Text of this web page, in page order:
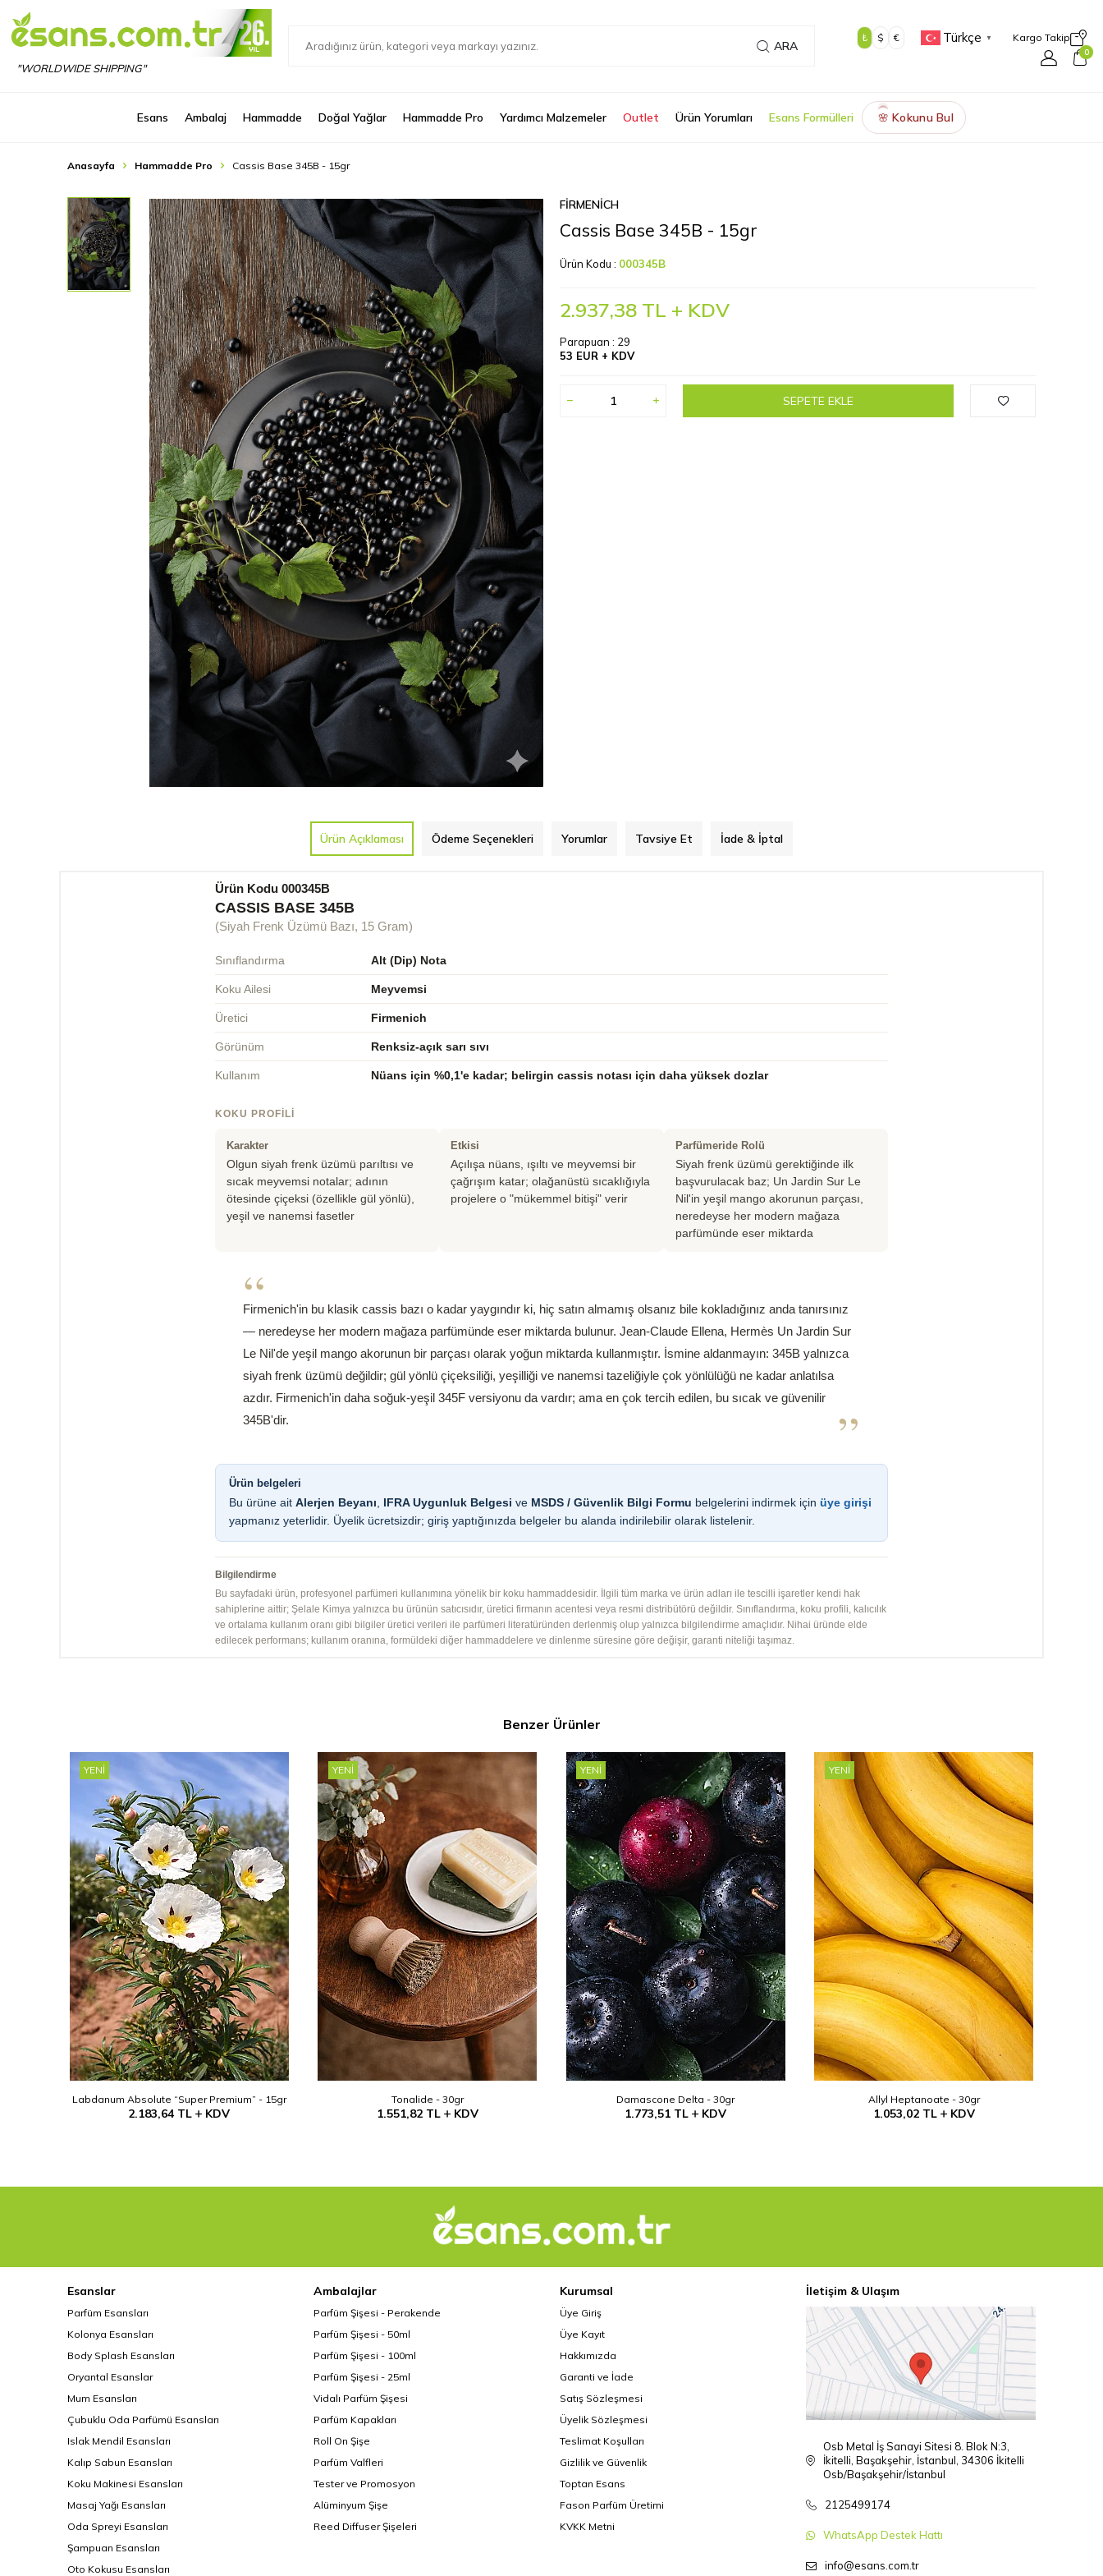
"WORLDWIDE SHIPPING"
ARA
₺ $ € Türkçe ▼ Kargo Takip
0
Esans Ambalaj Hammadde Doğal Yağlar Hammadde Pro Yardımcı Malzemeler Outlet Ürün Yorumları Esans Formülleri 🌸 Kokunu Bul
Anasayfa Hammadde Pro Cassis Base 345B - 15gr
FIRMENICH
Cassis Base 345B - 15gr
Ürün Kodu : 000345B
2.937,38 TL + KDV
Parapuan : 29
53 EUR + KDV
SEPETE EKLE
Ürün Açıklaması Ödeme Seçenekleri Yorumlar Tavsiye Et İade & İptal
Ürün Kodu 000345B
CASSIS BASE 345B
(Siyah Frenk Üzümü Bazı, 15 Gram)
Sınıflandırma Alt (Dip) Nota
Koku Ailesi Meyvemsi
Üretici Firmenich
Görünüm Renksiz-açık sarı sıvı
Kullanım Nüans için %0,1'e kadar; belirgin cassis notası için daha yüksek dozlar
KOKU PROFILI
Karakter
Olgun siyah frenk üzümü parıltısı ve
sıcak meyvemsi notalar; adının
ötesinde çiçeksi (özellikle gül yönlü),
yeşil ve nanemsi fasetler
Etkisi
Açılışa nüans, ışıltı ve meyvemsi bir
çağrışım katar; olağanüstü sıcaklığıyla
projelere o "mükemmel bitişi" verir
Parfümeride Rolü
Siyah frenk üzümü gerektiğinde ilk
başvurulacak baz; Un Jardin Sur Le
Nil'in yeşil mango akorunun parçası,
neredeyse her modern mağaza
parfümünde eser miktarda
“
Firmenich'in bu klasik cassis bazı o kadar yaygındır ki, hiç satın almamış olsanız bile kokladığınız anda tanırsınız
— neredeyse her modern mağaza parfümünde eser miktarda bulunur. Jean-Claude Ellena, Hermès Un Jardin Sur
Le Nil'de yeşil mango akorunun bir parçası olarak yoğun miktarda kullanmıştır. İsmine aldanmayın: 345B yalnızca
siyah frenk üzümü değildir; gül yönlü çiçeksiliği, yeşilliği ve nanemsi tazeliğiyle çok yönlülüğü ne kadar anlatılsa
azdır. Firmenich'in daha soğuk-yeşil 345F versiyonu da vardır; ama en çok tercih edilen, bu sıcak ve güvenilir
345B'dir.
”
Ürün belgeleri
Bu ürüne ait Alerjen Beyanı IFRA Uygunluk Belgesi ve MSDS / Güvenlik Bilgi Formu belgelerini indirmek için üye girişi
yapmanız yeterlidir. Üyelik ücretsizdir; giriş yaptığınızda belgeler bu alanda indirilebilir olarak listelenir.
Bilgilendirme
Bu sayfadaki ürün, profesyonel parfümeri kullanımına yönelik bir koku hammaddesidir. İlgili tüm marka ve ürün adları ile tescilli işaretler kendi hak
sahiplerine aittir; Şelale Kimya yalnızca bu ürünün satıcısıdır, üretici firmanın acentesi veya resmi distribütörü değildir. Sınıflandırma, koku profili, kalıcılık
ve ortalama kullanım oranı gibi bilgiler üretici verileri ile parfümeri literatüründen derlenmiş olup yalnızca bilgilendirme amaçlıdır. Nihai üründe elde
edilecek performans; kullanım oranına, formüldeki diğer hammaddelere ve dinlenme süresine göre değişir, garanti niteliği taşımaz.
Benzer Ürünler
YENI
Labdanum Absolute “Super Premium” - 15gr
2.183,64 TL KDV
YENI
Tonalide - 30gr
1.551,82TL KDV
YENI
Damascone Delta - 30gr
1.773,51 TL KDV
YENI
Allyl Heptanoate - 30gr
1.053,02TL KDV
Esanslar
Parfüm Esansları
Kolonya Esansları
Body Splash Esansları
Oryantal Esanslar
Mum Esansları
Çubuklu Oda Parfümü Esansları
Islak Mendil Esansları
Kalıp Sabun Esansları
Koku Makinesi Esansları
Masaj Yağı Esansları
Oda Spreyi Esansları
Şampuan Esansları
Oto Kokusu Esansları
Ambalajlar
Parfüm Şişesi - Perakende
Parfüm Şişesi - 50ml
Parfüm Şişesi - 100ml
Parfüm Şişesi - 25ml
Vidalı Parfüm Şişesi
Parfüm Kapakları
Roll On Şişe
Parfüm Valfleri
Tester ve Promosyon
Alüminyum Şişe
Reed Diffuser Şişeleri
Kurumsal
Üye Giriş
Üye Kayıt
Hakkımızda
Garanti ve İade
Satış Sözleşmesi
Üyelik Sözleşmesi
Teslimat Koşulları
Gizlilik ve Güvenlik
Toptan Esans
Fason Parfüm Üretimi
KVKK Metni
İletişim & Ulaşım
Osb Metal İş Sanayi Sitesi 8. Blok N:3,
İkitelli, Başakşehir, İstanbul, 34306 İkitelli
Osb/Başakşehir/İstanbul
2125499174
WhatsApp Destek Hattı
info@esans.com.tr